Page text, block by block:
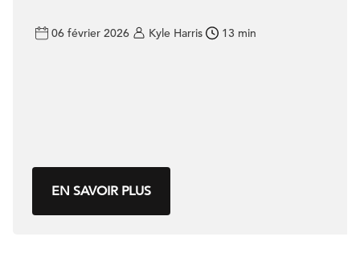
06 février 2026 Kyle Harris 13 min
EN SAVOIR PLUS